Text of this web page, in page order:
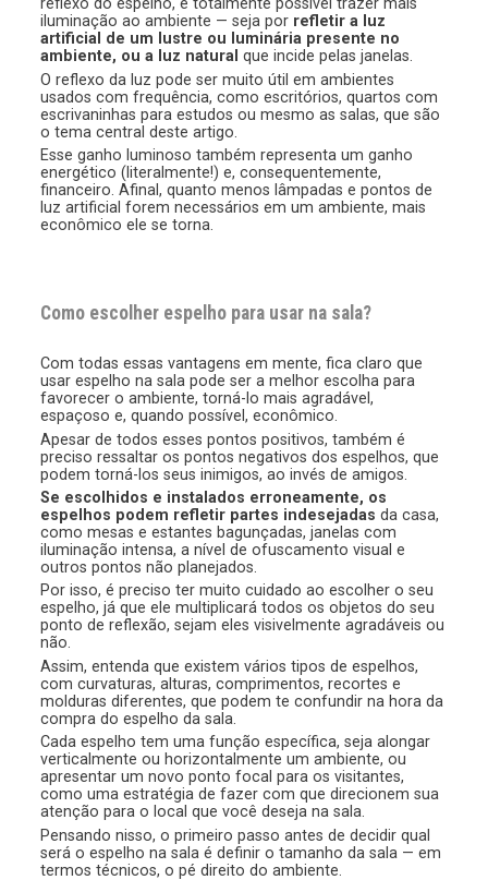
reflexo do espelho, é totalmente possível trazer mais
iluminação ao ambiente — seja por refletir a luz
artificial de um lustre ou luminária presente no
ambiente, ou a luz natural que incide pelas janelas.
O reflexo da luz pode ser muito útil em ambientes
usados com frequência, como escritórios, quartos com
escrivaninhas para estudos ou mesmo as salas, que são
o tema central deste artigo.
Esse ganho luminoso também representa um ganho
energético (literalmente!) e, consequentemente,
financeiro. Afinal, quanto menos lâmpadas e pontos de
luz artificial forem necessários em um ambiente, mais
econômico ele se torna.
Como escolher espelho para usar na sala?
Com todas essas vantagens em mente, fica claro que
usar espelho na sala pode ser a melhor escolha para
favorecer o ambiente, torná-lo mais agradável,
espaçoso e, quando possível, econômico.
Apesar de todos esses pontos positivos, também é
preciso ressaltar os pontos negativos dos espelhos, que
podem torná-los seus inimigos, ao invés de amigos.
Se escolhidos e instalados erroneamente, os
espelhos podem refletir partes indesejadas da casa,
como mesas e estantes bagunçadas, janelas com
iluminação intensa, a nível de ofuscamento visual e
outros pontos não planejados.
Por isso, é preciso ter muito cuidado ao escolher o seu
espelho, já que ele multiplicará todos os objetos do seu
ponto de reflexão, sejam eles visivelmente agradáveis ou
não.
Assim, entenda que existem vários tipos de espelhos,
com curvaturas, alturas, comprimentos, recortes e
molduras diferentes, que podem te confundir na hora da
compra do espelho da sala.
Cada espelho tem uma função específica, seja alongar
verticalmente ou horizontalmente um ambiente, ou
apresentar um novo ponto focal para os visitantes,
como uma estratégia de fazer com que direcionem sua
atenção para o local que você deseja na sala.
Pensando nisso, o primeiro passo antes de decidir qual
será o espelho na sala é definir o tamanho da sala — em
termos técnicos, o pé direito do ambiente.